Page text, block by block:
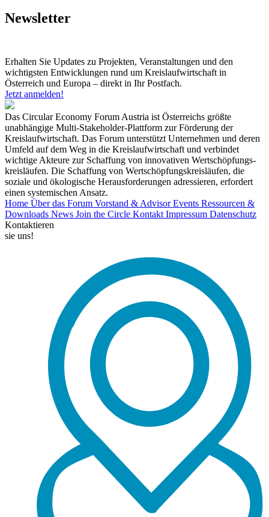
Newsletter
Erhalten Sie Updates zu Projekten, Veranstaltungen und den
wichtigsten Entwicklungen rund um Kreislaufwirtschaft in
Österreich und Europa – direkt in Ihr Postfach.
Jetzt anmelden!
Das Circular Economy Forum Austria ist Österreichs größte
unabhängige Multi-Stakeholder-Plattform zur Förderung der
Kreislaufwirtschaft. Das Forum unterstützt Unternehmen und deren
Umfeld auf dem Weg in die Kreislaufwirtschaft und verbindet
wichtige Akteure zur Schaffung von innovativen Wertschöpfungs-
kreisläufen. Die Schaffung von Wertschöpfungskreisläufen, die
soziale und ökologische Herausforderungen adressieren, erfordert
einen systemischen Ansatz.
Home Über das Forum Vorstand & AdvisorEvents Ressourcen &
Downloads News Join the Circle Kontakt Impressum Datenschutz
Kontaktieren
sie uns!